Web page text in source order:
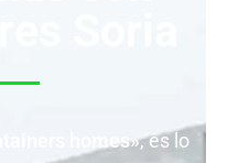
homes», es lo